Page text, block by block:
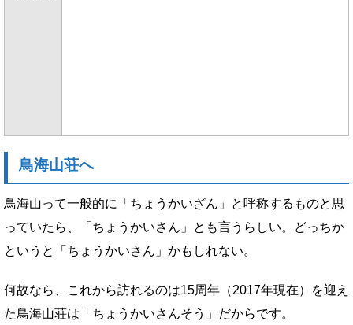
鳥海山荘へ
鳥海山って一般的に「ちょうかいざん」と呼称するものと思
っていたら、「ちょうかいさん」とも言うらしい。どっちか
というと「ちょうかいさん」かもしれない。
何故なら、これから訪れるのは15周年（2017年現在）を迎え
た鳥海山荘は「ちょうかいさんそう」だからです。